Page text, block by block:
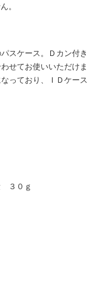
。
スケース。Ｄカン付き
せてお使いいただけま
っており、ＩＤケース
０ｇ